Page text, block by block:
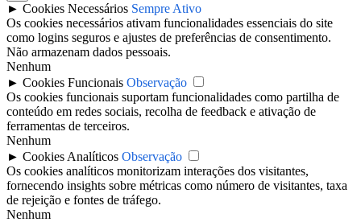
► Cookies Necessários Sempre Ativo
Os cookies necessários ativam funcionalidades essenciais do site
como logins seguros e ajustes de preferências de consentimento.
Não armazenam dados pessoais.
Nenhum
► Cookies Funcionais Observação
Os cookies funcionais suportam funcionalidades como partilha de
conteúdo em redes sociais, recolha de feedback e ativação de
ferramentas de terceiros.
Nenhum
► Cookies Analíticos Observação
Os cookies analíticos monitorizam interações dos visitantes,
fornecendo insights sobre métricas como número de visitantes, taxa
de rejeição e fontes de tráfego.
Nenhum